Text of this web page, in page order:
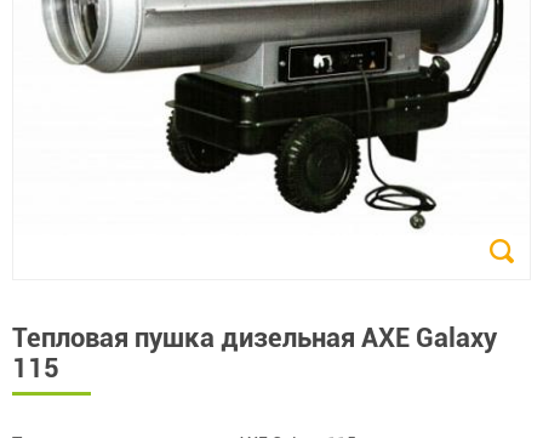
Тепловая пушка дизельная AXE Galaxy
115